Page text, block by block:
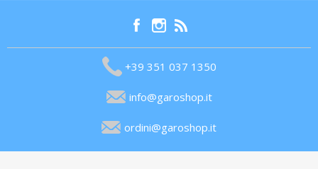
+39 351 037 1350
info@garoshop.it
ordini@garoshop.it